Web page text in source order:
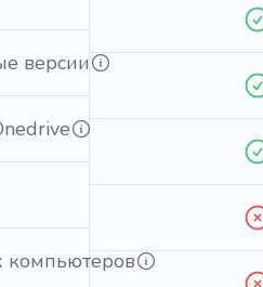
версии
компьютеров